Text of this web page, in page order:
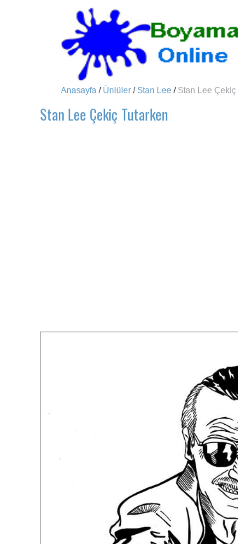
Anasayfa / Ünlüler /Stan Lee / Stan Lee Çekiç
Stan Lee Çekiç Tutarken